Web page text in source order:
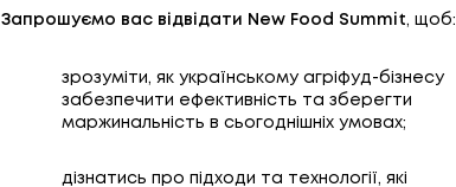
Запрошуємо вас відвідати New Food Summit, щоб:
зрозуміти, як українському агріфуд-бізнесу
забезпечити ефективність та зберегти
маржинальність в сьогоднішніх умовах;
дізнатись про підходи та технології, які